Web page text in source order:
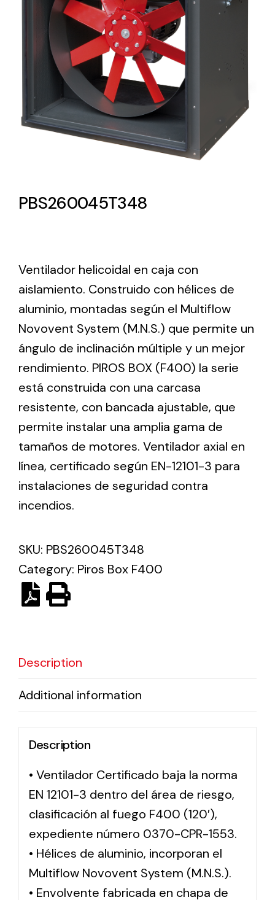
Lighting and Electrical
Equipment
Complete solutions in lighting and electrical
material for each project and need
Amplia gama de ventiladores y equipos de
Ventilation
The incorporation of Novovent into the group
meant a greater offer of ventilation products for
different uses
Iluminación Solar
Variedad de soluciones solares para todo tipo
de necesidades.
Solar lighting
Variety of solar solutions for all kinds of needs.
PBS260045T348
Ventilador helicoidal en caja con
aislamiento. Construido con hélices de
aluminio, montadas según el Multiflow
Novovent System (M.N.S.) que permite un
ángulo de inclinación múltiple y un mejor
rendimiento. PIROS BOX (F400) la serie
está construida con una carcasa
resistente, con bancada ajustable, que
permite instalar una amplia gama de
tamaños de motores. Ventilador axial en
línea, certificado según EN-12101-3 para
instalaciones de seguridad contra
incendios.
SKU: PBS260045T348
Category: Piros Box F400
Description
Additional information
Description
• Ventilador Certificado baja la norma
EN 12101-3 dentro del área de riesgo,
clasificación al fuego F400 (120′),
expediente número 0370-CPR-1553.
• Hélices de aluminio, incorporan el
Multiflow Novovent System (M.N.S.).
• Envolvente fabricada en chapa de